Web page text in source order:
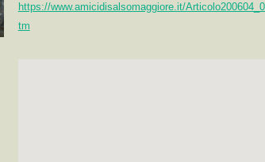
https://www.amicidisalsomaggiore.it/
tm